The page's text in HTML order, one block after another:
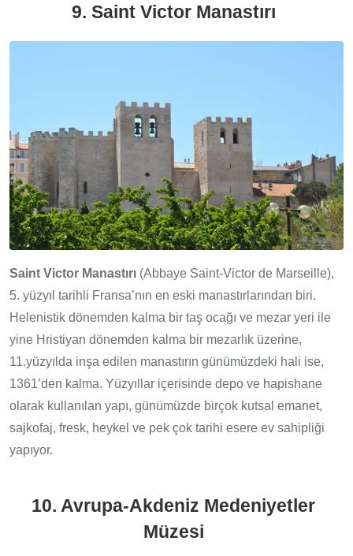
9. Saint Victor Manastırı
Saint Victor Manastırı (Abbaye Saint-Victor de Marseille),
5. yüzyıl tarihli Fransa’nın en eski manastırlarından biri.
Helenistik dönemden kalma bir taş ocağı ve mezar yeri ile
yine Hristiyan dönemden kalma bir mezarlık üzerine,
11.yüzyılda inşa edilen manastırın günümüzdeki hali ise,
1361’den kalma. Yüzyıllar içerisinde depo ve hapishane
olarak kullanılan yapı, günümüzde birçok kutsal emanet,
sajkofaj, fresk, heykel ve pek çok tarihi esere ev sahipliği
yapıyor.
10. Avrupa-Akdeniz Medeniyetler
Müzesi